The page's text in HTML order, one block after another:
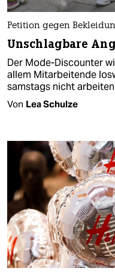
Petition gegen
Unschlagbare
Der Mode-Discounter
allem Mitarbeitende
samstags nicht
Von Lea Schulze